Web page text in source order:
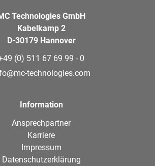
Technologies GmbH
Kabelkamp 2
D-30179 Hannover
(0) 511 67 69 99 - 0
technologies.com
Information
Ansprechpartner
Karriere
Impressum
Datenschutzerklärung